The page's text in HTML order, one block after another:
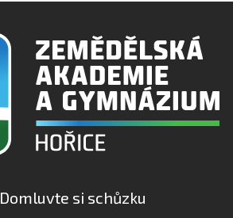
Domluvte si schůzku